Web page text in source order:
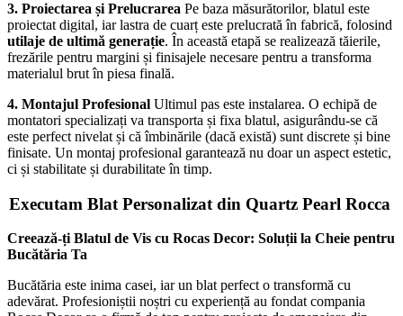
3. Proiectarea și Prelucrarea Pe baza măsurătorilor, blatul este
proiectat digital, iar lastra de cuarț este prelucrată în fabrică, folosind
utilaje de ultimă generație. În această etapă se realizează tăierile,
frezările pentru margini și finisajele necesare pentru a transforma
materialul brut în piesa finală.
4. Montajul Profesional Ultimul pas este instalarea. O echipă de
montatori specializați va transporta și fixa blatul, asigurându-se că
este perfect nivelat și că îmbinările (dacă există) sunt discrete și bine
finisate. Un montaj profesional garantează nu doar un aspect estetic,
ci și stabilitate și durabilitate în timp.
Executam Blat Personalizat din Quartz Pearl Rocca
Creează-ți Blatul de Vis cu Rocas Decor: Soluții la Cheie pentru
Bucătăria Ta
Bucătăria este inima casei, iar un blat perfect o transformă cu
adevărat. Profesioniștii noștri cu experiență au fondat compania